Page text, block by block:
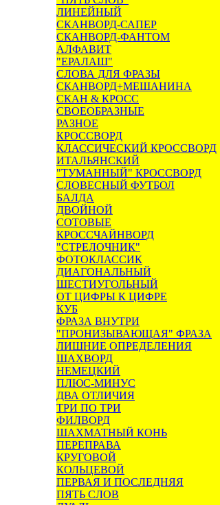
ЛИНЕЙНЫЙ
СКАНВОРД-САПЕР
СКАНВОРД-ФАНТОМ
АЛФАВИТ
"ЕРАЛАШ"
СЛОВА ДЛЯ ФРАЗЫ
СКАНВОРД+МЕШАНИНА
СКАН & КРОСС
СВОЕОБРАЗНЫЕ
РАЗНОЕ
КРОССВОРД
КЛАССИЧЕСКИЙ КРОССВОРД
ИТАЛЬЯНСКИЙ
"ТУМАННЫЙ" КРОССВОРД
СЛОВЕСНЫЙ ФУТБОЛ
БАЛДА
ДВОЙНОЙ
СОТОВЫЕ
КРОССЧАЙНВОРД
"СТРЕЛОЧНИК"
ФОТОКЛАССИК
ДИАГОНАЛЬНЫЙ
ШЕСТИУГОЛЬНЫЙ
ОТ ЦИФРЫ К ЦИФРЕ
КУБ
ФРАЗА ВНУТРИ
"ПРОНИЗЫВАЮЩАЯ" ФРАЗА
ЛИШНИЕ ОПРЕДЕЛЕНИЯ
ШАХВОРД
НЕМЕЦКИЙ
ПЛЮС-МИНУС
ДВА ОТЛИЧИЯ
ТРИ ПО ТРИ
ФИЛВОРД
ШАХМАТНЫЙ КОНЬ
ПЕРЕПРАВА
КРУГОВОЙ
КОЛЬЦЕВОЙ
ПЕРВАЯ И ПОСЛЕДНЯЯ
ПЯТЬ СЛОВ